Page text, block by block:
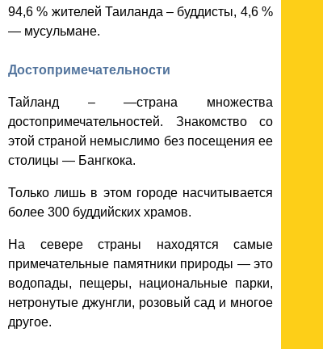
94,6 % жителей Таиланда – буддисты, 4,6 %
— мусульмане.
Достопримечательности
Тайланд – —страна множества
достопримечательностей. Знакомство со
этой страной немыслимо без посещения ее
столицы — Бангкока.
Только лишь в этом городе насчитывается
более 300 буддийских храмов.
На севере страны находятся самые
примечательные памятники природы — это
водопады, пещеры, национальные парки,
нетронутые джунгли, розовый сад и многое
другое.